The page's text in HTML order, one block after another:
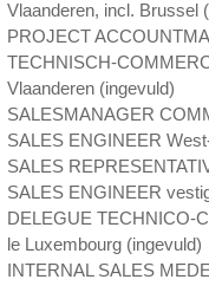
Vlaanderen, incl. Brussel
PROJECT
TECHNISCH-
Vlaanderen (ingevuld)
SALESMANAGER
SALES ENGINEER
SALES
SALES ENGINEER
DELEGUE TECHNICO-
le Luxembourg (ingevuld)
INTERNAL SALES